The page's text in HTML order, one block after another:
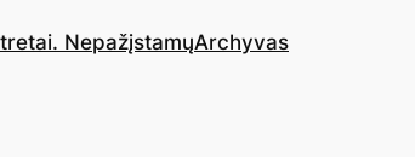
NepažįstamųArchyvas